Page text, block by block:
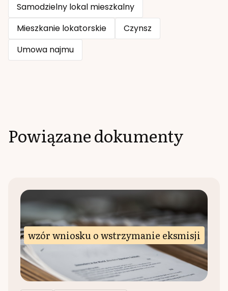
Samodzielny lokal mieszkalny
Mieszkanie lokatorskie
Czynsz
Umowa najmu
Powiązane dokumenty
wzór wniosku o wstrzymanie eksmisji